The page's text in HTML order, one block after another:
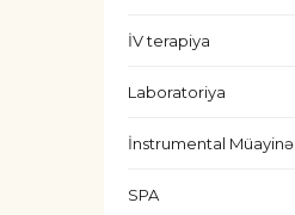
İV terapiya
Laboratoriya
İnstrumental Müayinə
SPA